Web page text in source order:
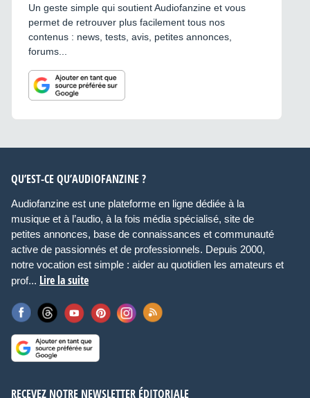
Un geste simple qui soutient Audiofanzine et vous
permet de retrouver plus facilement tous nos
contenus : news, tests, avis, petites annonces,
forums...
QU’EST-CE QU’AUDIOFANZINE ?
Audiofanzine est une plateforme en ligne dédiée à la
musique et à l’audio, à la fois média spécialisé, site de
petites annonces, base de connaissances et communauté
active de passionnés et de professionnels. Depuis 2000,
notre vocation est simple : aider au quotidien les amateurs et
prof... Lire la suite
RECEVEZ NOTRE NEWSLETTER ÉDITORIALE